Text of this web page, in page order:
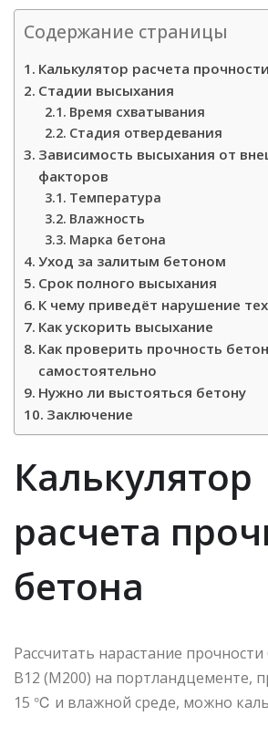
Содержание страницы
Калькулятор расчета
Стадии высыхания
Время схватывания
Стадия отвердевания
Зависимость высыхания от
факторов
Температура
Влажность
Марка бетона
Уход за залитым бетоном
Срок полного высыхания
К чему приведёт нарушение
Как ускорить высыхание
Как проверить прочность
самостоятельно
Нужно ли выстояться бетону
Заключение
Калькулятор
расчета
бетона
Рассчитать нарастание
В12 (М200) на портландцементе,
15 ℃ и влажной среде, можно